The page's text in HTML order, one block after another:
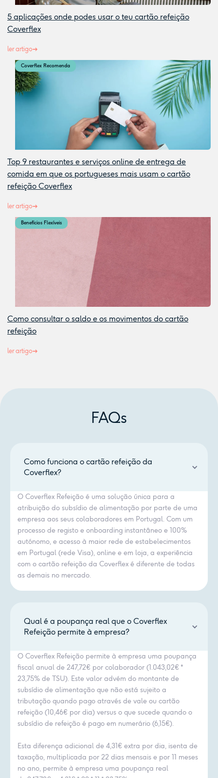
5 aplicações onde podes usar o teu cartão refeição
Coverflex
ler artigo
Coverflex Recomenda
Top 9 restaurantes e serviços online de entrega de
comida em que os portugueses mais usam o cartão
refeição Coverflex
ler artigo
Benefícios Flexíveis
Como consultar o saldo e os movimentos do cartão
refeição
ler artigo
FAQs
Como funciona o cartão refeição da
Coverflex?
O Coverflex Refeição é uma solução única para a
atribuição do subsídio de alimentação por parte de uma
empresa aos seus colaboradores em Portugal. Com um
processo de registo e onboarding instantâneo e 100%
autónomo, e acesso à maior rede de estabelecimentos
em Portugal (rede Visa), online e em loja, a experiência
com o cartão refeição da Coverflex é diferente de todas
as demais no mercado.
Qual é a poupança real que o Coverflex
Refeição permite à empresa?
O Coverflex Refeição permite à empresa uma poupança
fiscal anual de 247,72€ por colaborador (1.043,02€ *
23,75% de TSU). Este valor advém do montante de
subsídio de alimentação que não está sujeito a
tributação quando pago através de vale ou cartão
refeição (10,46€ por dia) versus o que sucede quando o
subsídio de refeição é pago em numerário (6,15€).
Esta diferença adicional de 4,31€ extra por dia, isenta de
taxação, multiplicada por 22 dias mensais e por 11 meses
no ano, permite à empresa uma poupança real